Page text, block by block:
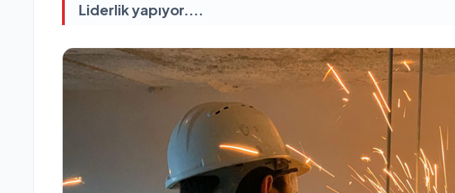
Liderlik yapıyor....